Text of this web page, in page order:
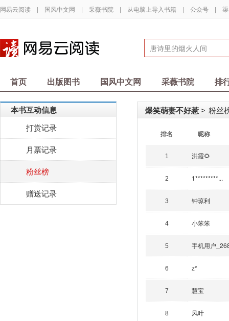
网易云阅读 | 国风中文网 | 采薇书院 | 从电脑上导入书籍 | 公众号 |
首页 出版图书 国风中文网 采薇书院 排
本书互动信息
打赏记录
月票记录
粉丝榜
赠送记录
爆笑萌妻不好惹 > 粉丝
排名 昵称
1 洪霞🌻
2 1*********...
3 钟琼利
4 小笨笨
5 手机用户
6 z*
7 慧宝
8 风叶